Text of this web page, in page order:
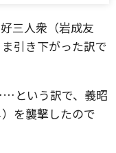
三人衆（岩成友
引き下がった訳で
という訳で、義昭
を襲撃したので